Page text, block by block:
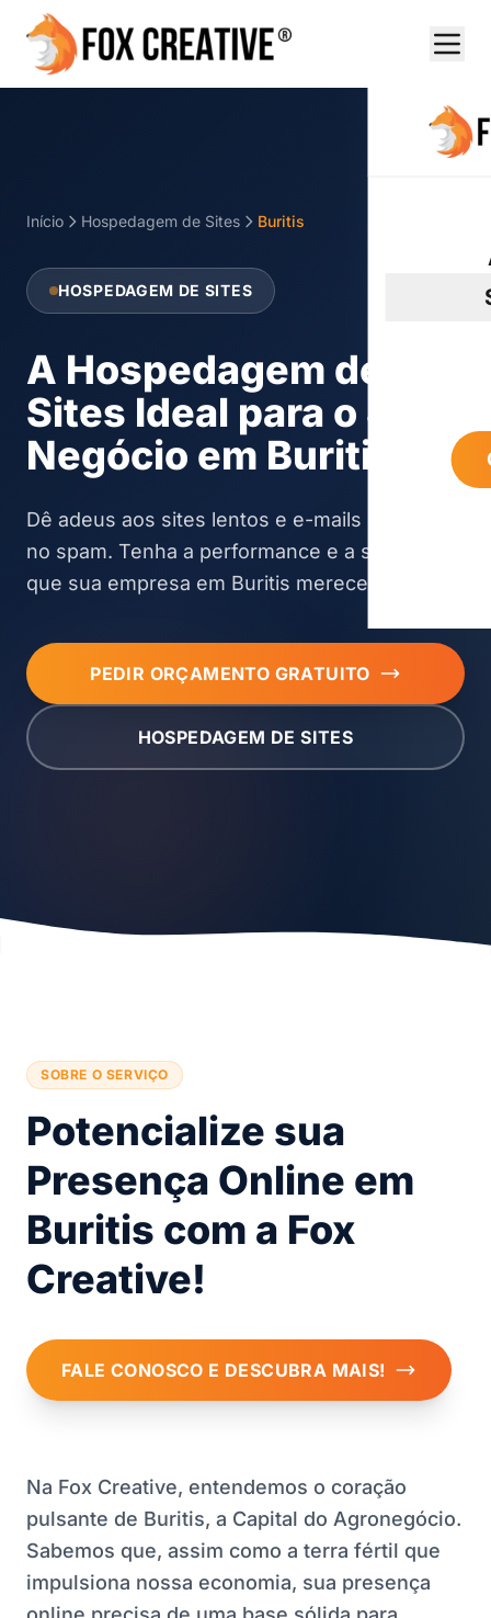
Início Hospedagem de Sites Buritis
HOSPEDAGEM DE SITES
A Hospedagem de
Sites Ideal para o Seu
Negócio em Buritis!
Dê adeus aos sites lentos e e-mails que caem
no spam. Tenha a performance e a segurança
que sua empresa em Buritis merece.
PEDIR ORÇAMENTO GRATUITO
HOSPEDAGEM DE SITES
SOBRE O SERVIÇO
Potencialize sua
Presença Online em
Buritis com a Fox
Creative!
FALE CONOSCO E DESCUBRA MAIS!
Na Fox Creative, entendemos o coração
pulsante de Buritis, a Capital do Agronegócio.
Sabemos que, assim como a terra fértil que
impulsiona nossa economia, sua presença